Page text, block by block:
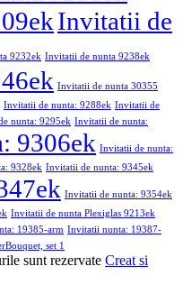
Invitatii de
9232ek Invitatii de nunta 9238ek
Invitatii de nunta 30355
Invitatii de nunta: 9288ek Invitatii de
nunta: 9295ek Invitatii de nunta:
9306ek Invitatii de nunta:
9328ek Invitatii de nunta: 9345ek
Invitatii de nunta: 9354ek
Invitatii de nunta Plexiglas 9213ek
19385-arm Invitatii nunta: 19387-
set 1
sunt rezervate Creat si